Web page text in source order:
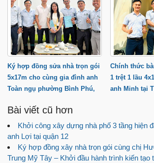
Ký hợp đồng sửa nhà trọn gói
5x17m cho cùng gia đình anh
Toàn ngụ phường Bình Phú,
Chính thức
1 trệt 1 lầu
anh Minh tại
Bài viết cũ hơn
Khởi công xây dựng nhà phố 3 tầng hiện
anh Lợi tại quận 12
Ký hợp đồng xây nhà trọn gói cùng chị
Trung Mỹ Tây – Khởi đầu hành trình kiến